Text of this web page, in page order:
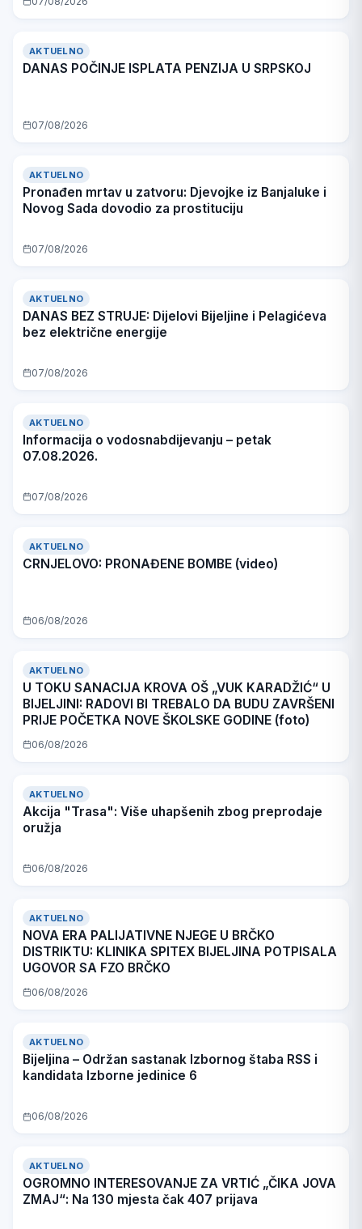
AKTUELNO
DANAS POČINJE ISPLATA PENZIJA U SRPSKOJ
07/08/2026
AKTUELNO
Pronađen mrtav u zatvoru: Djevojke iz Banjaluke i
Novog Sada dovodio za prostituciju
07/08/2026
AKTUELNO
DANAS BEZ STRUJE: Dijelovi Bijeljine i Pelagićeva
bez električne energije
07/08/2026
AKTUELNO
Informacija o vodosnabdijevanju – petak
07.08.2026.
07/08/2026
VIDEO
AKTUELNO
CRNJELOVO: PRONAĐENE BOMBE (video)
06/08/2026
AKTUELNO
U TOKU SANACIJA KROVA OŠ „VUK KARADŽIĆ“ U
BIJELJINI: RADOVI BI TREBALO DA BUDU ZAVRŠENI
PRIJE POČETKA NOVE ŠKOLSKE GODINE (foto)
06/08/2026
AKTUELNO
Akcija "Trasa": Više uhapšenih zbog preprodaje
oružja
06/08/2026
AKTUELNO
NOVA ERA PALIJATIVNE NJEGE U BRČKO
DISTRIKTU: KLINIKA SPITEX BIJELJINA POTPISALA
UGOVOR SA FZO BRČKO
06/08/2026
AKTUELNO
Bijeljina – Održan sastanak Izbornog štaba RSS i
kandidata Izborne jedinice 6
06/08/2026
AKTUELNO
OGROMNO INTERESOVANJE ZA VRTIĆ „ČIKA JOVA
ZMAJ“: Na 130 mjesta čak 407 prijava